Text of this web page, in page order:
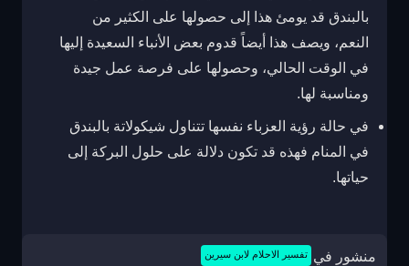
بالبندق قد يومئ هذا إلى حصولها على الكثير من
النعم، ويصف هذا أيضاً قدوم بعض الأنباء السعيدة إليها
في الوقت الحالي، وحصولها على فرصة عمل جيدة
ومناسبة لها.
في حالة رؤية العزباء نفسها تتناول شيكولاتة بالبندق
في المنام فهذه قد تكون دلالة على حلول البركة إلى
حياتها.
منشور في تفسير الاحلام لابن سيرين